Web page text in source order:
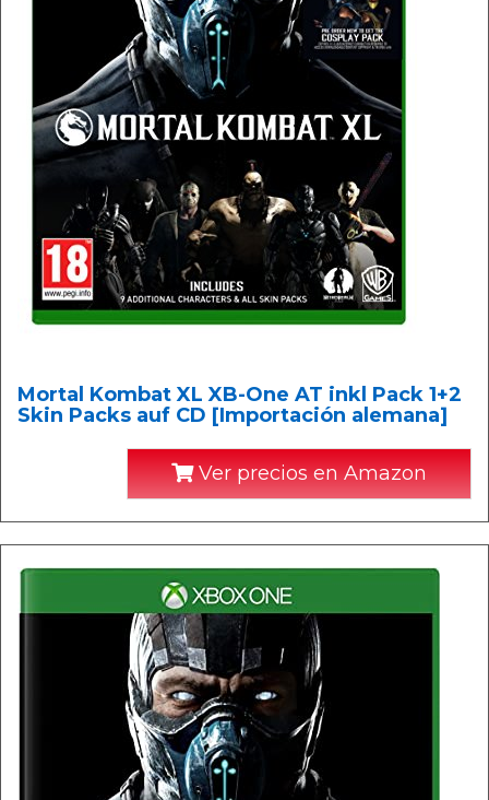
Mortal Kombat XL XB-One AT inkl Pack 1+2
Skin Packs auf CD [Importación alemana]
Ver precios en Amazon